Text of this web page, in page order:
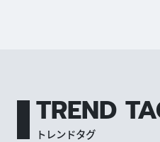
TREND
トレンドタグ